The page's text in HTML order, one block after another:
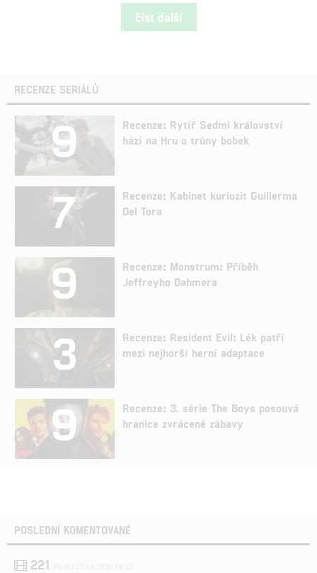
číst další
RECENZE SERIÁLŮ
9
Recenze: Rytíř Sedmi království
hází na Hru o trůny bobek
7
Recenze: Kabinet kuriozit Guillerma
Del Tora
9
Recenze: Monstrum: Příběh
Jeffreyho Dahmera
3
Recenze: Resident Evil: Lék patří
mezi nejhorší herní adaptace
9
Recenze: 3. série The Boys posouvá
hranice zvrácené zábavy
POSLEDNÍ KOMENTOVANÉ
221